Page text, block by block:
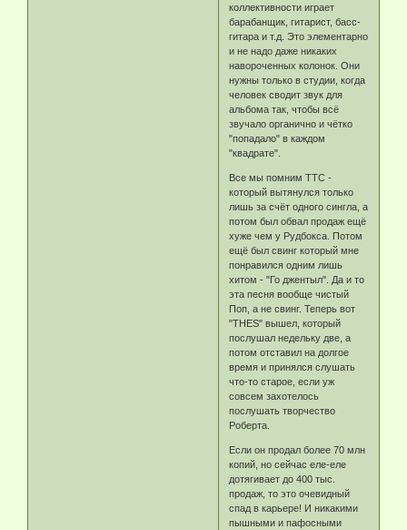
коллективности играет
барабанщик, гитарист, басс-
гитара и т.д. Это элементарно
и не надо даже никаких
навороченных колонок. Они
нужны только в студии, когда
человек сводит звук для
альбома так, чтобы всё
звучало органично и чётко
"попадало" в каждом
"квадрате".
Все мы помним ТТС -
который вытянулся только
лишь за счёт одного сингла, а
потом был обвал продаж ещё
хуже чем у Рудбокса. Потом
ещё был свинг который мне
понравился одним лишь
хитом - "Го джентыл". Да и то
эта песня вообще чистый
Поп, а не свинг. Теперь вот
"THES" вышел, который
послушал недельку две, а
потом отставил на долгое
время и принялся слушать
что-то старое, если уж
совсем захотелось
послушать творчество
Роберта.
Если он продал более 70 млн
копий, но сейчас еле-еле
дотягивает до 400 тыс.
продаж, то это очевидный
спад в карьере! И никакими
пышными и пафосными